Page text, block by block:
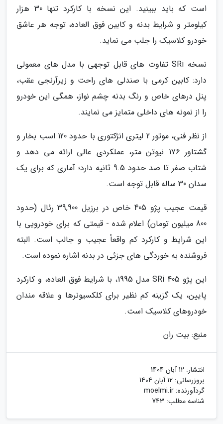
است که باید ببینید. این نسخه با کارکرد تنها 30 هزار
کیلومتر و شرایط بدنه و کابین فوق العاده، توجه هر عاشق
خودرو کلاسیک را جلب می نماید.
نسخه SRi تفاوت های قابل توجهی با مدل های معمولی
دارد: کابین کرمی با صندلی های راحت و زیرآرنجی عقب،
پنل درهای خاص و رنگ بدنه چشم نواز، همگی این خودرو
را از نمونه های داخلی متمایز می نمایند.
از نظر فنی، موتور 2 لیتری انژکتوری با حدود 120 اسب بخار و
گشتاور 176 نیوتن متر، عملکردی عالی ارائه می دهد و
شتاب صفر تا صد حدود 9.5 ثانیه دارد؛ آماری که برای یک
سدان 30 ساله قابل توجه است.
قیمت عجیب پژو 405 خاص در برزیل 39,900 رئال (حدود
800 میلیون تومان) اعلام شده - قیمتی که برای خودرویی با
این شرایط و کارکرد کم واقعاً عجیب و جالب است. البته
فروشنده به خوردگی های جزئی در بدنه اشاره نموده است.
این پژو 405 SRi مدل 1995، با شرایط فوق العاده، و کارکرد
پایین، یک گزینه کم نظیر برای کلکسیونرها و علاقه مندان
خودروهای کلاسیک است.
منبع: بیت ران
انتشار: 12 آبان 1404
بروزرسانی: 12 آبان 1404
گردآورنده: moelmi.ir
شناسه مطلب: 743